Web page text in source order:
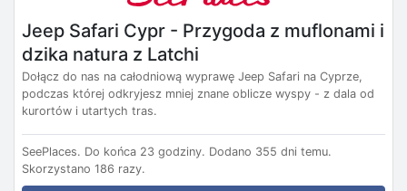
Jeep Safari Cypr - Przygoda z muflonami i
dzika natura z Latchi
Dołącz do nas na całodniową wyprawę Jeep Safari na Cyprze,
podczas której odkryjesz mniej znane oblicze wyspy - z dala od
kurortów i utartych tras.
SeePlaces. Do końca 23 godziny. Dodano 355 dni temu.
Skorzystano 186 razy.